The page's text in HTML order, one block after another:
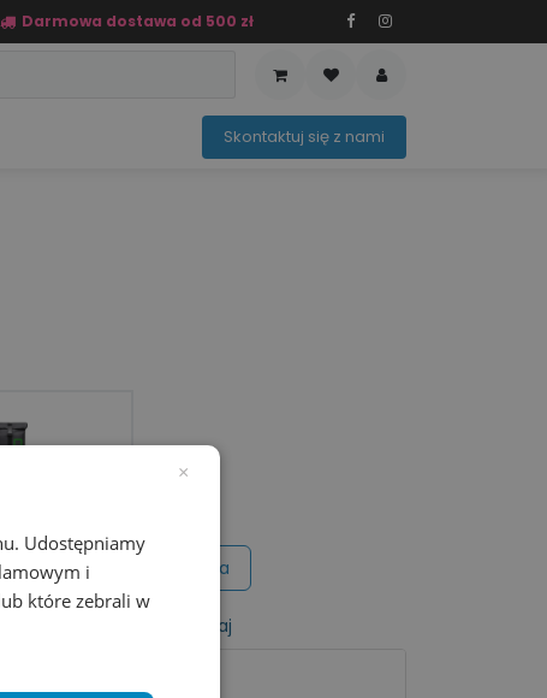
Darmowa dostawa od 500 zł
OFERTA SEZONOWASko​ntaktuj ​​​​się z nami​​​​
Wycena na maila
Porównaj
×
Udostępniamy
i
które zebrali w